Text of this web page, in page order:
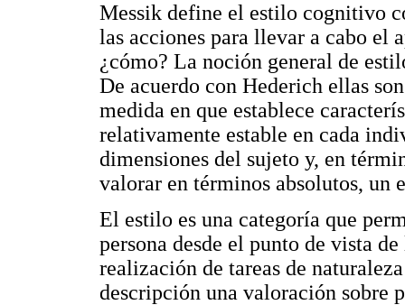
Messik define el estilo cognitivo
las acciones para llevar a cabo el
¿cómo? La noción general de
De acuerdo con Hederich ellas
medida en que establece
relativamente estable en cada
dimensiones del sujeto y, en
valorar en términos absolutos, un
El estilo es una categoría que
persona desde el punto de vista
realización de tareas de
descripción una valoración sobre